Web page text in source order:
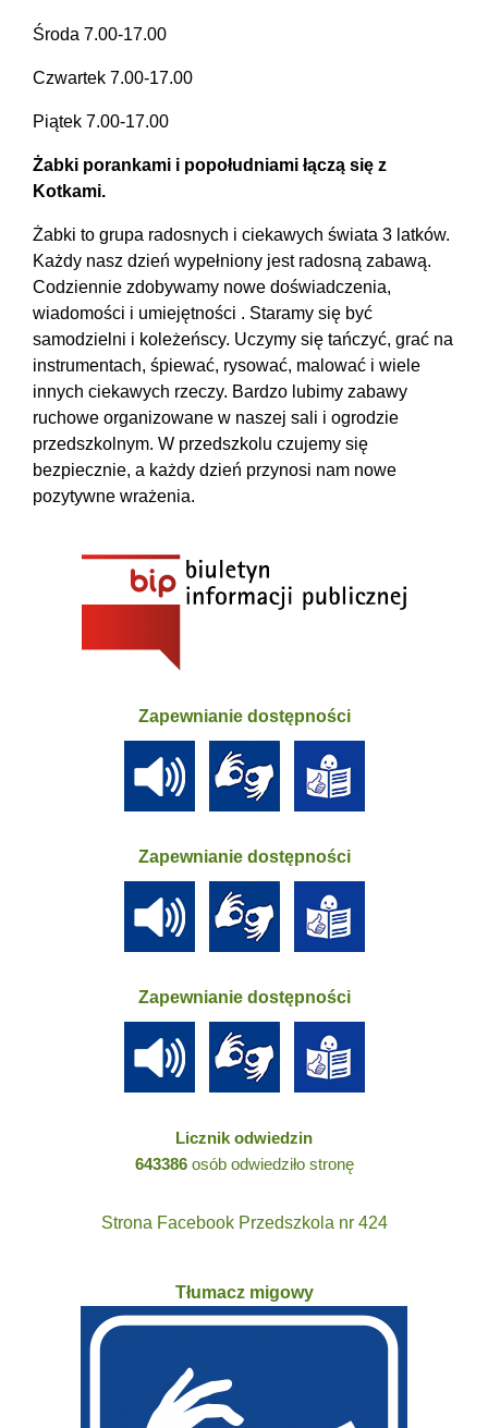
Środa 7.00-17.00
Czwartek 7.00-17.00
Piątek 7.00-17.00
Żabki porankami i popołudniami łączą się z
Kotkami.
Żabki to grupa radosnych i ciekawych świata 3 latków.
Każdy nasz dzień wypełniony jest radosną zabawą.
Codziennie zdobywamy nowe doświadczenia,
wiadomości i umiejętności . Staramy się być
samodzielni i koleżeńscy. Uczymy się tańczyć, grać na
instrumentach, śpiewać, rysować, malować i wiele
innych ciekawych rzeczy. Bardzo lubimy zabawy
ruchowe organizowane w naszej sali i ogrodzie
przedszkolnym. W przedszkolu czujemy się
bezpiecznie, a każdy dzień przynosi nam nowe
pozytywne wrażenia.
Zapewnianie dostępności
Zapewnianie dostępności
Zapewnianie dostępności
Licznik odwiedzin
643386osób odwiedziło stronę
Strona Facebook Przedszkola nr 424
Tłumacz migowy